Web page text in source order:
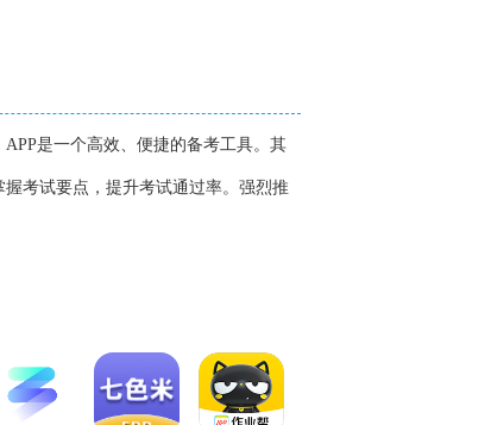
是一个高效、便捷的备考工具。其
考试要点，提升考试通过率。强烈推